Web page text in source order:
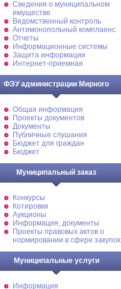
Cведения о муниципальном
имуществе
Ведомственный контроль
Антимонопольный комплаенс
Отчеты
Информационные системы
Защита информации
Интернет-приемная
ФЭУ администрации Мирного
Общая информация
Проекты документов
Документы
Публичные слушания
Бюджет для граждан
Бюджет
Муниципальный заказ
Конкурсы
Котировки
Аукционы
Информация, документы
Проекты правовых актов о
нормировании в сфере закупок
Муниципальные услуги
Информация